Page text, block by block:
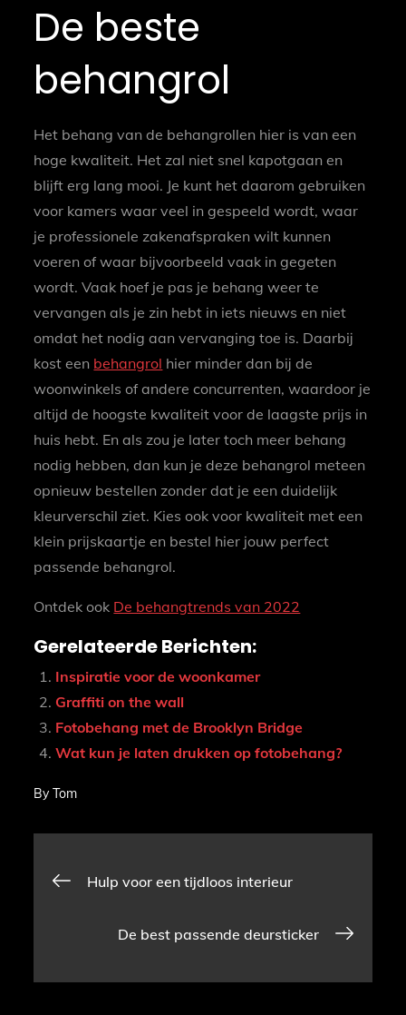
De beste
behangrol
Het behang van de behangrollen hier is van een
hoge kwaliteit. Het zal niet snel kapotgaan en
blijft erg lang mooi. Je kunt het daarom gebruiken
voor kamers waar veel in gespeeld wordt, waar
je professionele zakenafspraken wilt kunnen
voeren of waar bijvoorbeeld vaak in gegeten
wordt. Vaak hoef je pas je behang weer te
vervangen als je zin hebt in iets nieuws en niet
omdat het nodig aan vervanging toe is. Daarbij
kost een behangrol hier minder dan bij de
woonwinkels of andere concurrenten, waardoor je
altijd de hoogste kwaliteit voor de laagste prijs in
huis hebt. En als zou je later toch meer behang
nodig hebben, dan kun je deze behangrol meteen
opnieuw bestellen zonder dat je een duidelijk
kleurverschil ziet. Kies ook voor kwaliteit met een
klein prijskaartje en bestel hier jouw perfect
passende behangrol.
Ontdek ook De behangtrends van 2022
Gerelateerde Berichten:
Inspiratie voor de woonkamer
Graffiti on the wall
Fotobehang met de Brooklyn Bridge
Wat kun je laten drukken op fotobehang?
ByTom
Bericht
navigatie
Hulp voor een tijdloos interieur
De best passende deursticker